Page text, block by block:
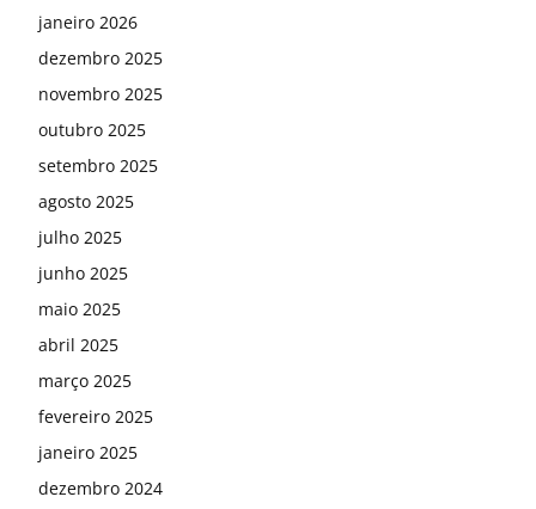
janeiro 2026
dezembro 2025
novembro 2025
outubro 2025
setembro 2025
agosto 2025
julho 2025
junho 2025
maio 2025
abril 2025
março 2025
fevereiro 2025
janeiro 2025
dezembro 2024